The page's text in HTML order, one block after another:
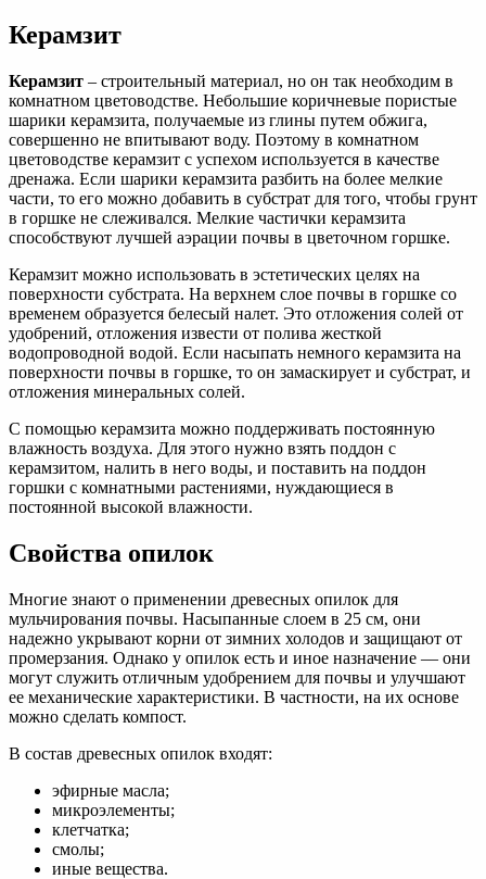
Керамзит
Керамзит – строительный материал, но он так необходим в
комнатном цветоводстве. Небольшие коричневые пористые
шарики керамзита, получаемые из глины путем обжига,
совершенно не впитывают воду. Поэтому в комнатном
цветоводстве керамзит с успехом используется в качестве
дренажа. Если шарики керамзита разбить на более мелкие
части, то его можно добавить в субстрат для того, чтобы грунт
в горшке не слеживался. Мелкие частички керамзита
способствуют лучшей аэрации почвы в цветочном горшке.
Керамзит можно использовать в эстетических целях на
поверхности субстрата. На верхнем слое почвы в горшке со
временем образуется белесый налет. Это отложения солей от
удобрений, отложения извести от полива жесткой
водопроводной водой. Если насыпать немного керамзита на
поверхности почвы в горшке, то он замаскирует и субстрат, и
отложения минеральных солей.
С помощью керамзита можно поддерживать постоянную
влажность воздуха. Для этого нужно взять поддон с
керамзитом, налить в него воды, и поставить на поддон
горшки с комнатными растениями, нуждающиеся в
постоянной высокой влажности.
Свойства опилок
Многие знают о применении древесных опилок для
мульчирования почвы. Насыпанные слоем в 25 см, они
надежно укрывают корни от зимних холодов и защищают от
промерзания. Однако у опилок есть и иное назначение — они
могут служить отличным удобрением для почвы и улучшают
ее механические характеристики. В частности, на их основе
можно сделать компост.
В состав древесных опилок входят:
эфирные масла;
микроэлементы;
клетчатка;
смолы;
иные вещества.